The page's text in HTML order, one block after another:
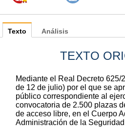
Texto
TEXTO
Mediante el Real Decreto 625/
de 12 de julio) por el que se
público correspondiente al
convocatoria de 2.500 plazas
de acceso libre, en el Cuerpo
Administración de la
Análisis